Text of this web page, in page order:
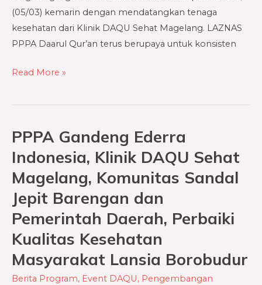
(05/03) kemarin dengan mendatangkan tenaga
kesehatan dari Klinik DAQU Sehat Magelang. LAZNAS
PPPA Daarul Qur’an terus berupaya untuk konsisten
Read More »
PPPA Gandeng Ederra
Indonesia, Klinik DAQU Sehat
Magelang, Komunitas Sandal
Jepit Barengan dan
Pemerintah Daerah, Perbaiki
Kualitas Kesehatan
Masyarakat Lansia Borobudur
Berita Program, Event DAQU, Pengembangan
PPPA
Gandeng
Ederra
Indonesia,
Klinik
DAQU
Magelang,
Komunitas
Sandal